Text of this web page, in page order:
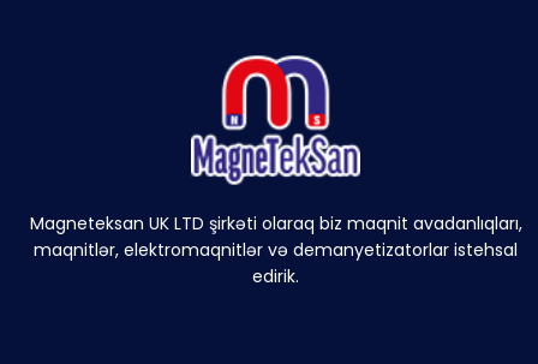
Magneteksan UK LTD şirkəti olaraq biz maqnit avadanlıqları,
maqnitlər, elektromaqnitlər və demanyetizatorlar istehsal
edirik.